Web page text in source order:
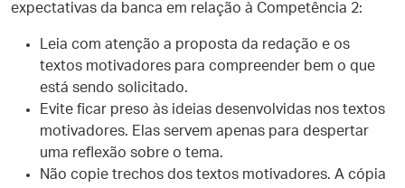
expectativas da banca em relação à Competência 2:
Leia com atenção a proposta da redação e os
textos motivadores para compreender bem o que
está sendo solicitado.
Evite ficar preso às ideias desenvolvidas nos textos
motivadores. Elas servem apenas para despertar
uma reflexão sobre o tema.
Não copie trechos dos textos motivadores. A cópia